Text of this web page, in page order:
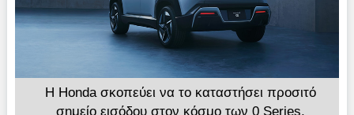
Η Honda σκοπεύει να το καταστήσει προσιτό
σημείο εισόδου στον κόσμο των 0 Series,